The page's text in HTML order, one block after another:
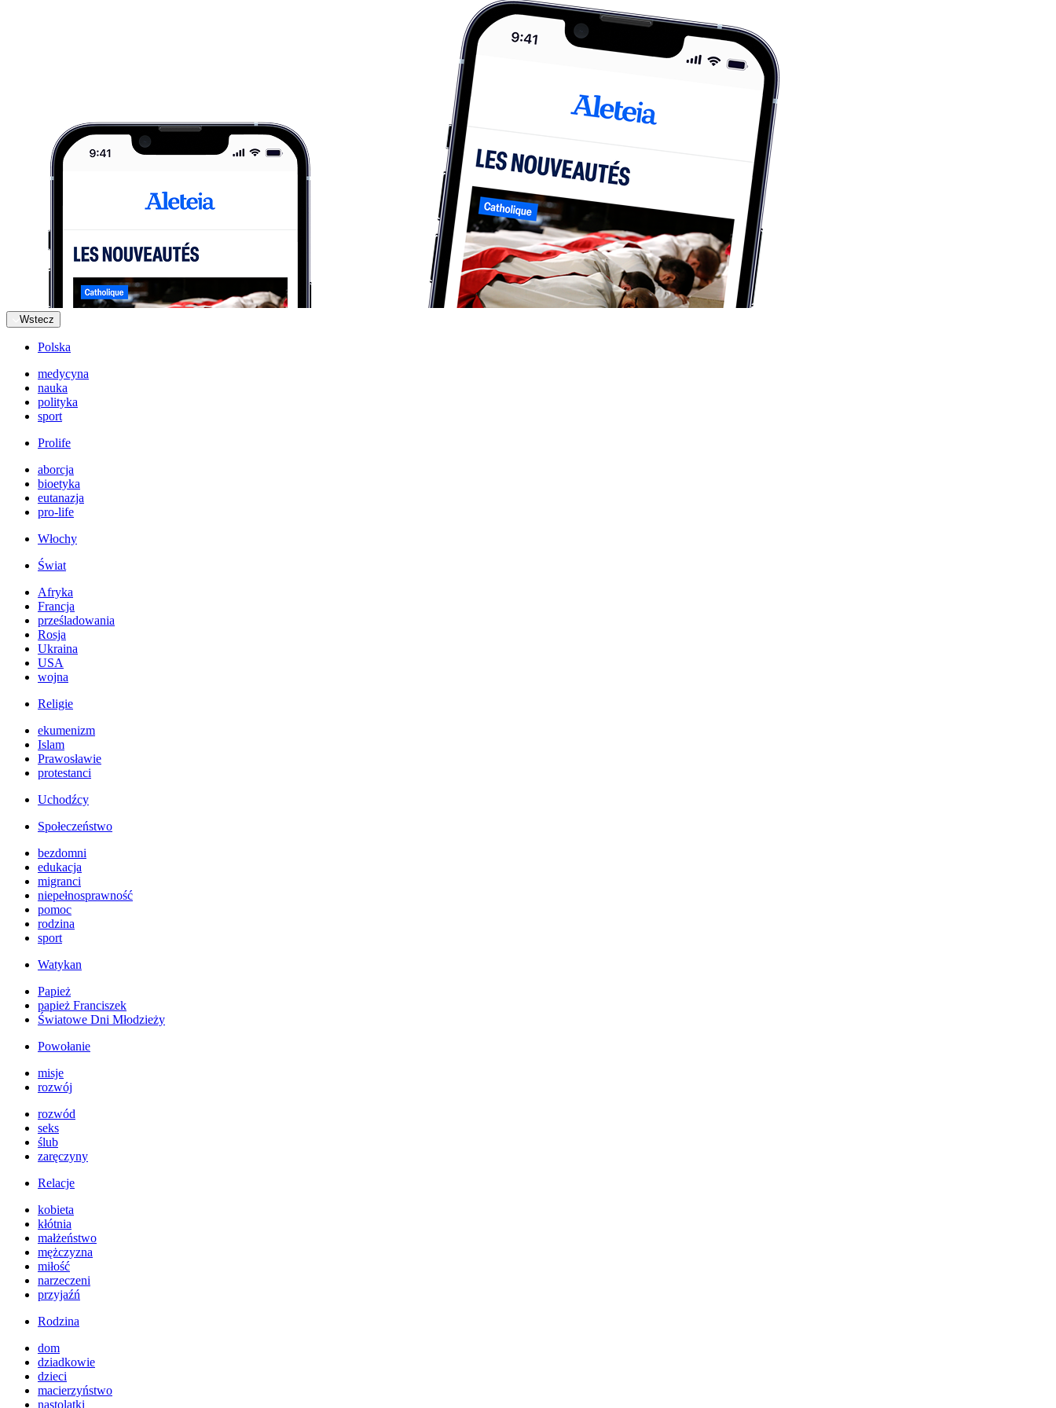
Wstecz
Polska
medycyna
nauka
polityka
sport
Prolife
aborcja
bioetyka
eutanazja
pro-life
Włochy
Świat
Afryka
Francja
prześladowania
Rosja
Ukraina
USA
wojna
Religie
ekumenizm
Islam
Prawosławie
protestanci
Uchodźcy
Społeczeństwo
bezdomni
edukacja
migranci
niepełnosprawność
pomoc
rodzina
sport
Watykan
Papież
papież Franciszek
Światowe Dni Młodzieży
Powołanie
misje
rozwój
rozwód
seks
ślub
zaręczyny
Relacje
kobieta
kłótnia
małżeństwo
mężczyzna
miłość
narzeczeni
przyjaźń
Rodzina
dom
dziadkowie
dzieci
macierzyństwo
nastolatki